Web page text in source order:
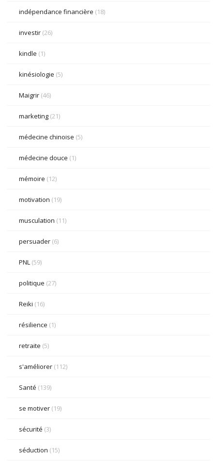
indépendance financière (18)
investir (26)
kindle (1)
kinésiologie (5)
Maigrir (46)
marketing (21)
médecine chinoise (5)
médecine douce (1)
mémoire (12)
motivation (19)
musculation (11)
persuader (6)
PNL (59)
politique (27)
Reiki (16)
résilience (1)
retraite (5)
s'améliorer (112)
Santé (139)
se motiver (19)
sécurité (3)
séduction (15)